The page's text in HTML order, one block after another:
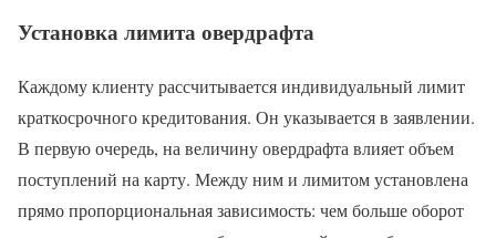
Установка лимита овердрафта
Каждому клиенту рассчитывается индивидуальный лимит
краткосрочного кредитования. Он указывается в заявлении.
В первую очередь, на величину овердрафта влияет объем
поступлений на карту. Между ним и лимитом установлена
прямо пропорциональная зависимость: чем больше оборот